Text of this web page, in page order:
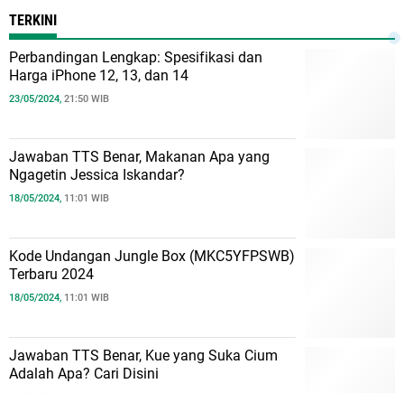
TERKINI
Perbandingan Lengkap: Spesifikasi dan
Harga iPhone 12, 13, dan 14
23/05/2024, 21:50 WIB
Jawaban TTS Benar, Makanan Apa yang
Ngagetin Jessica Iskandar?
18/05/2024, 11:01 WIB
Kode Undangan Jungle Box (MKC5YFPSWB)
Terbaru 2024
18/05/2024, 11:01 WIB
Jawaban TTS Benar, Kue yang Suka Cium
Adalah Apa? Cari Disini